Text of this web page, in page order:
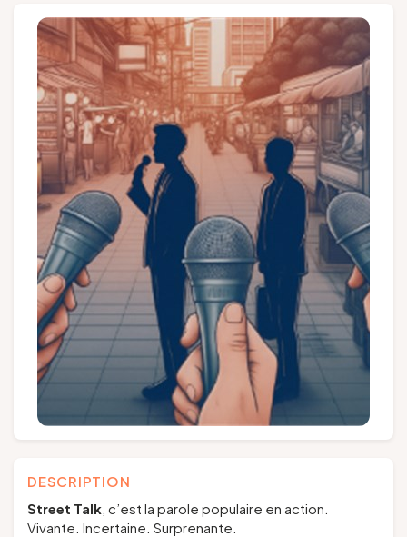
Agenda
Suivez-nous
Presse
Groupes et voyagistes
FR EN NL DE
DESCRIPTION
Street Talk , c’est la parole populaire en action.
Vivante. Incertaine. Surprenante.